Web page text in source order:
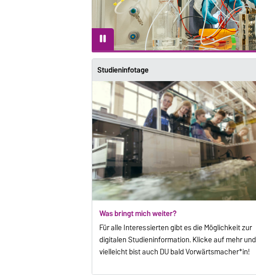
Studieninfotage
Was bringt mich weiter?
Für alle Interessierten gibt es die Möglichkeit zur
digitalen Studieninformation. Klicke auf mehr und
vielleicht bist auch DU bald Vorwärtsmacher*in!